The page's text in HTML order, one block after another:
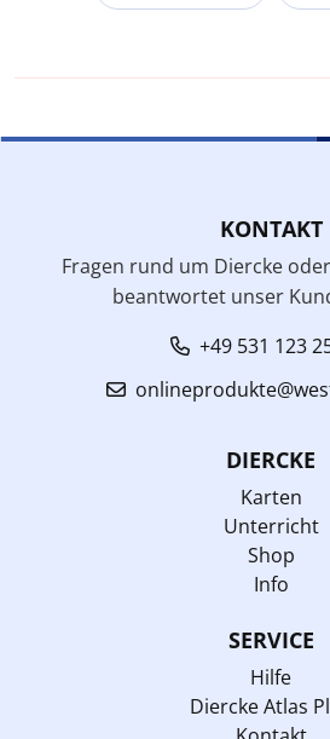
KONTAKT
Fragen rund um Diercke
beantwortet unser
+49 531 123
DIERCKE
Karten
Unterricht
Shop
Info
SERVICE
Hilfe
Diercke Atlas